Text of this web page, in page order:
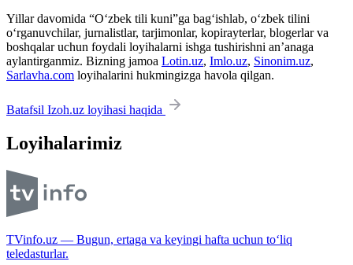
Yillar davomida “O‘zbek tili kuni”ga bag‘ishlab, o‘zbek tilini
o‘rganuvchilar, jurnalistlar, tarjimonlar, kopirayterlar, blogerlar va
boshqalar uchun foydali loyihalarni ishga tushirishni an’anaga
aylantirganmiz. Bizning jamoa Lotin.uz, Imlo.uz, Sinonim.uz,
Sarlavha.com loyihalarini hukmingizga havola qilgan.
Batafsil Izoh.uz loyihasi haqida
Loyihalarimiz
TVinfo.uz — Bugun, ertaga va keyingi hafta uchun to‘liq
teledasturlar.